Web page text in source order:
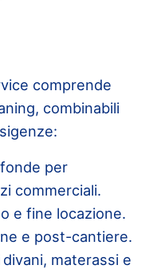
comprende
combinabili
per
commerciali.
e fine locazione.
e post-cantiere.
materassi e